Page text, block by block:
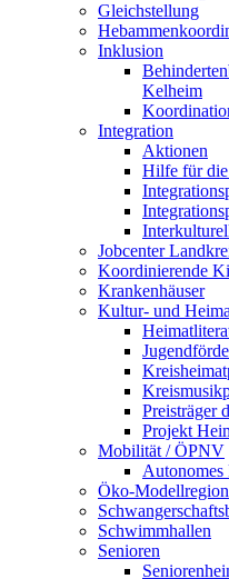
Gleichstellung
Inklusion
Kelheim
Integration
Aktionen
Hilfe für
Jobcenter
Koordinierende
Krankenhäuser
Kultur- und
Preisträger
Projekt
Mobilität / ÖPNV
Autonomes
Öko-Modellregion
Schwimmhallen
Senioren